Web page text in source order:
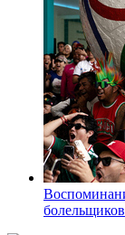
болельщиков